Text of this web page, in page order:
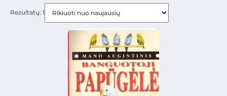
Rezultatų: 1